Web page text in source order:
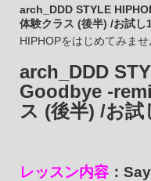
arch_DDD STYLE
体験クラス (後半) /お試
HIPHOPをはじめてみませ
arch_DDD
Goodbye -
ス (後半) /お
レッスン内容 ：